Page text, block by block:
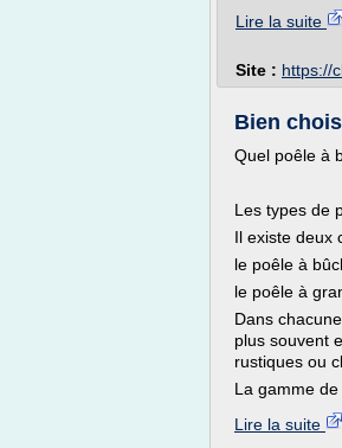
Lire la suite
Site : https://
Bien
Quel poêle à
Les types de
Il existe deux
le poêle à
le poêle à
Dans
plus souvent
rustiques ou
La gamme
Lire la suite